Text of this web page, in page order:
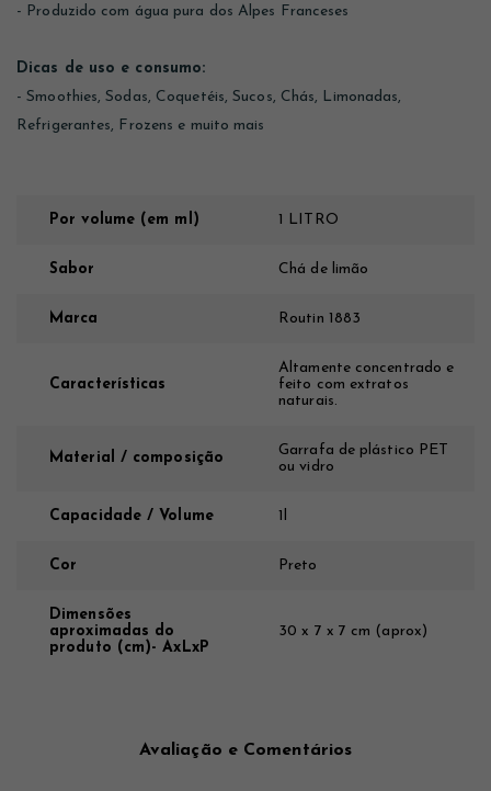
- Produzido com água pura dos Alpes Franceses
Dicas de uso e consumo:
- Smoothies, Sodas, Coquetéis, Sucos, Chás, Limonadas,
Refrigerantes, Frozens e muito mais
Por volume (em ml) 1 LITRO
Sabor Chá de limão
Marca Routin 1883
Características
Altamente concentrado e
feito com extratos
naturais.
Material / composição
Garrafa de plástico PET
ou vidro
Capacidade / Volume 1l
Cor Preto
Dimensões
aproximadas do
produto (cm)- AxLxP
30 x 7 x 7 cm (aprox)
Avaliação e Comentários